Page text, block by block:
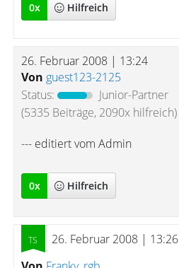
0x Hilfreich
26. Februar 2008 | 13:24
Von guest123-2125
Status:
Junior-Partner
(5335 Beiträge, 2090x hilfreich)
--- editiert vom Admin
0x Hilfreich
26. Februar 2008 | 13:26